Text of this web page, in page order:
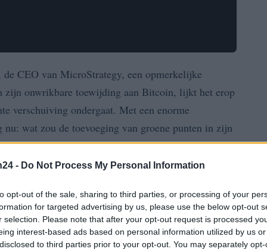
- Do Not Process My Personal Information
opt-out of the sale, sharing to third parties, or processing of your
for targeted advertising by us, please use the below opt-out
selection. Please note that after your opt-out request is processed
interest-based ads based on personal information utilized by us
to third parties prior to your opt-out. You may separately
CEO van MicroStrategy, een opmerkelijke
zijn onwrikbare toewijding aan Bitcoin, lijkt het erop
verschuiving ondergaat. Met een enorme
nu: wat zou de toevoeging van groene punten in zijn
die de aandacht trok van investeerders en
punten die elke Bitcoin-aankoop symboliseren,
van groene punten?” De implicaties van deze
op over de toekomst van MicroStrategy’s